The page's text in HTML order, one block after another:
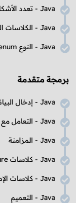
Java - تعدد
Java - الكلاسات
Java - النوع
برمجة متقدمة
Java - إدخال
Java - التعامل
Java - المزامنة
Java - كلاسات
Java - كلاسات
Java - التعميم